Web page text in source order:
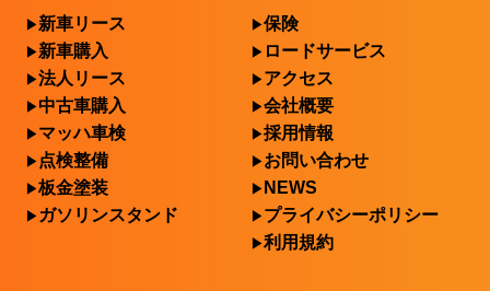
新車リース
新車購入
法人リース
中古車購入
マッハ車検
点検整備
板金塗装
ガソリンスタンド
保険
ロードサービス
アクセス
会社概要
採用情報
お問い合わせ
NEWS
プライバシーポリシー
利用規約